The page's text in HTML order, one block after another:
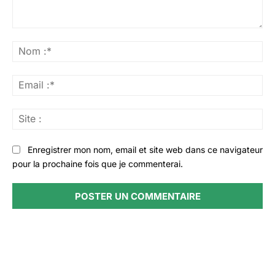
Enregistrer mon nom, email et site web dans ce navigateur
pour la prochaine fois que je commenterai.